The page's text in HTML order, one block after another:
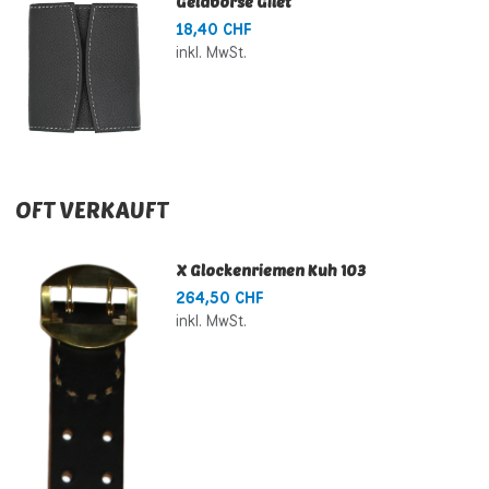
18,40 CHF
inkl. MwSt.
OFT VERKAUFT
X Glockenriemen Kuh 103
264,50 CHF
inkl. MwSt.